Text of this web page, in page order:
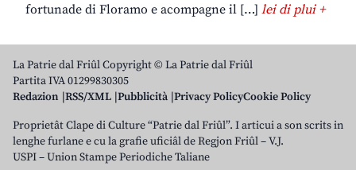
fortunade di Floramo e acompagne il […] lei di plui +
La Patrie dal Friûl Copyright © La Patrie dal Friûl
Partita IVA 01299830305
Redazion RSS/XML Pubblicità Privacy PolicyCookie Policy
Proprietât Clape di Culture “Patrie dal Friûl”. I articui a son scrits in
lenghe furlane e cu la grafie uficiâl de Regjon Friûl – V.J.
USPI – Union Stampe Periodiche Taliane